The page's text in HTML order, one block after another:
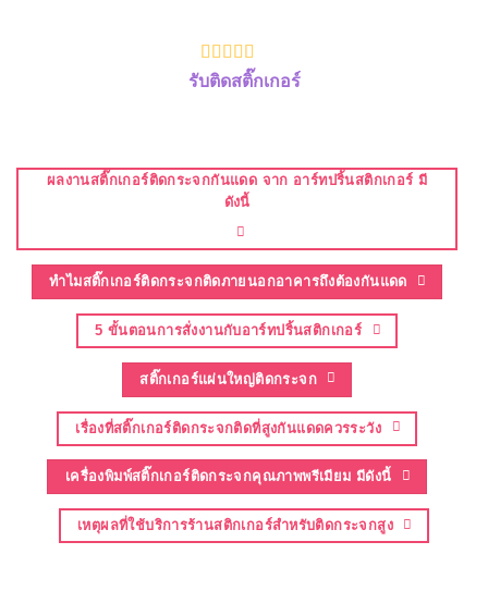
รับติดสติ๊กเกอร์
ผลงานสติ๊กเกอร์ติดกระจกกันแดด จาก อาร์ทปริ้นสติกเกอร์ มี
ดังนี้
ทำไมสติ๊กเกอร์ติดกระจกติดภายนอกอาคารถึงต้องกันแดด
5 ขั้นตอนการสั่งงานกับอาร์ทปริ้นสติกเกอร์
สติ๊กเกอร์แผ่นใหญ่ติดกระจก
เรื่องที่สติ๊กเกอร์ติดกระจกติดที่สูงกันแดดควรระวัง
เครื่องพิมพ์สติ๊กเกอร์ติดกระจกคุณภาพพรีเมียม มีดังนี้
เหตุผลที่ใช้บริการร้านสติกเกอร์สำหรับติดกระจกสูง